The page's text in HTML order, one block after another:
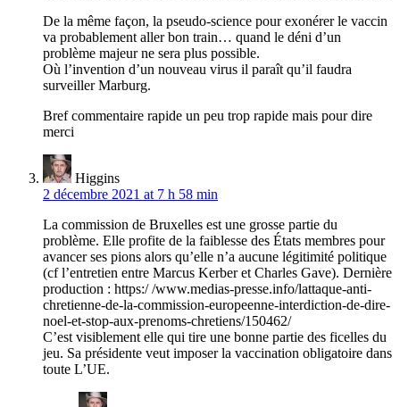
De la même façon, la pseudo-science pour exonérer le vaccin
va probablement aller bon train… quand le déni d’un
problème majeur ne sera plus possible.
Où l’invention d’un nouveau virus il paraît qu’il faudra
surveiller Marburg.
Bref commentaire rapide un peu trop rapide mais pour dire
merci
Higgins
2 décembre 2021 at 7 h 58 min
La commission de Bruxelles est une grosse partie du
problème. Elle profite de la faiblesse des États membres pour
avancer ses pions alors qu’elle n’a aucune légitimité politique
(cf l’entretien entre Marcus Kerber et Charles Gave). Dernière
production : https:/ /www.medias-presse.info/lattaque-anti-
chretienne-de-la-commission-europeenne-interdiction-de-dire-
noel-et-stop-aux-prenoms-chretiens/150462/
C’est visiblement elle qui tire une bonne partie des ficelles du
jeu. Sa présidente veut imposer la vaccination obligatoire dans
toute L’UE.